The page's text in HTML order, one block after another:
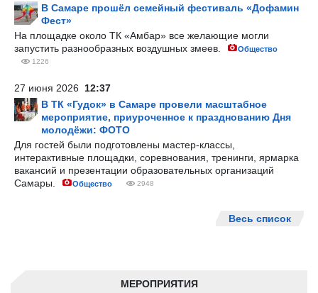
МЕРОПРИЯТИЯ
В Самаре прошёл семейный фестиваль «Дофамин
Фест»
На площадке около ТК «Амбар» все желающие могли
запустить разнообразных воздушных змеев.
Общество
1226
27 июня 2026 12:37
В ТК «Гудок» в Самаре провели масштабное
мероприятие, приуроченное к празднованию Дня
молодёжи: ФОТО
Для гостей были подготовлены мастер-классы,
интерактивные площадки, соревнования, тренинги, ярмарка
вакансий и презентации образовательных организаций
Самары.
Общество 2948
Весь список